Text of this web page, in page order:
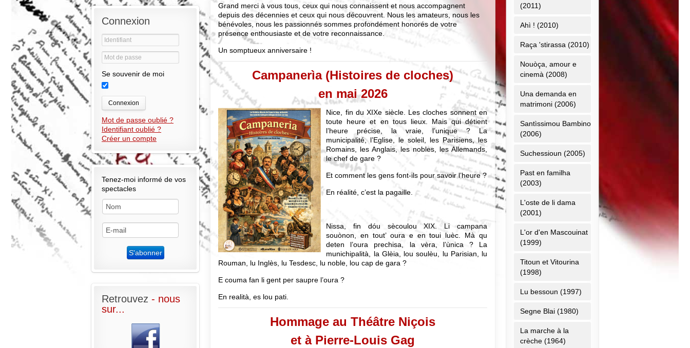
Grand merci à vous tous, ceux qui nous connaissent et nous accompagnent
depuis des décennies et ceux qui nous découvrent. Nous les amateurs, nous les
bénévoles, nous les passionnés sommes profondément honorés de votre
présence enthousiaste et de votre reconnaissance.
Un somptueux anniversaire !
Campanerìa (Histoires de cloches)
en mai 2026
Nice, fin du XIXe siècle. Les cloches sonnent en
toute heure et en tous lieux. Mais qui détient
l’heure précise, la vraie, l’unique ? La
municipalité, l’Eglise, le soleil, les Parisiens, les
Romains, les Anglais, les nobles, les Allemands,
le chef de gare ?
Et comment les gens font-ils pour savoir l’heure ?
En réalité, c’est la pagaille.
Nissa, fin dóu sècoulou XIX. Li campana
souònon, en tout’ oura e en toui luèc. Mà qu
deten l’oura prechisa, la vèra, l’ùnica ? La
munichipalità, la Glèia, lou soulèu, lu Parisian, lu
Rouman, lu Inglès, lu Tesdesc, lu noble, lou cap de gara ?
E couma fan li gent per saupre l’oura ?
En realità, es lou pati.
Hommage au Théâtre Niçois
et à Pierre-Louis Gag
Connexion
Se souvenir de moi
Connexion
Mot de passe oublié ?
Identifiant oublié ?
Créer un compte
Tenez-moi informé de vos
spectacles
Retrouvez - nous
sur...
(2011)
Ahì ! (2010)
Raça 'stirassa (2010)
Nouòça, amour e
cinemà (2008)
Una demanda en
matrimoni (2006)
Santìssimou Bambino
(2006)
Suchessioun (2005)
Past en familha
(2003)
L'oste de li dama
(2001)
L'or d'en Mascouinat
(1999)
Titoun et Vitourina
(1998)
Lu bessoun (1997)
Segne Blai (1980)
La marche à la
crèche (1964)